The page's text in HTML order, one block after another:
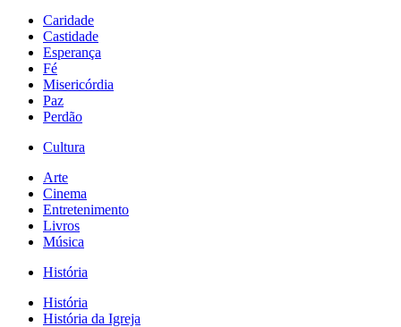
Caridade
Castidade
Esperança
Fé
Misericórdia
Paz
Perdão
Cultura
Arte
Cinema
Entretenimento
Livros
Música
História
História
História da Igreja